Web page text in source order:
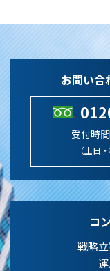
お問い合
受付時
（土日
コ
戦略